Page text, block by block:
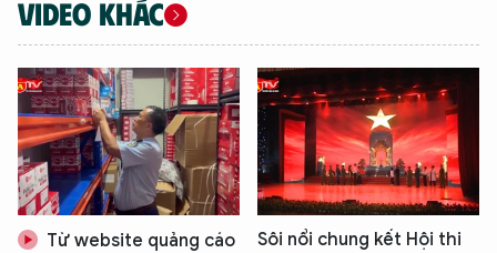
VIDEO KHÁC
Từ website quảng cáo
Sôi nổi chung kết Hội thi